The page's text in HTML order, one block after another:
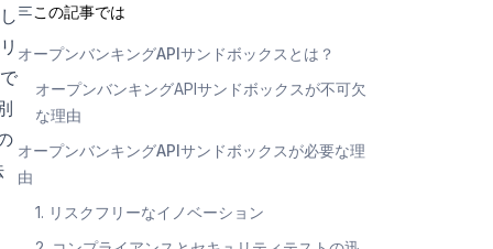
この記事では
オープンバンキングAPIサンドボックスとは？
オープンバンキングAPIサンドボックスが不可欠
な理由
オープンバンキングAPIサンドボックスが必要な理
由
1. リスクフリーなイノベーション